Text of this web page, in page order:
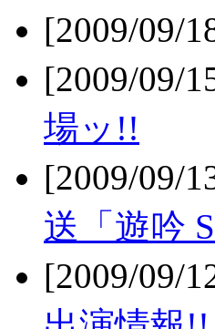
[2009/09/
[2009/09/
場ッ!!
[2009/09/
送「遊吟
[2009/09/